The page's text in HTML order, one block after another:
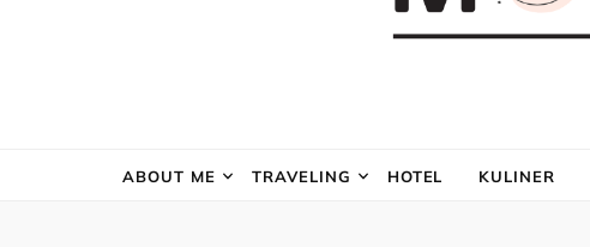
ABOUT ME TRAVELING HOTEL KULINER